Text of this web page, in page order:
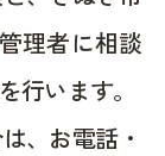
理者に相談
行います。
、お電話・